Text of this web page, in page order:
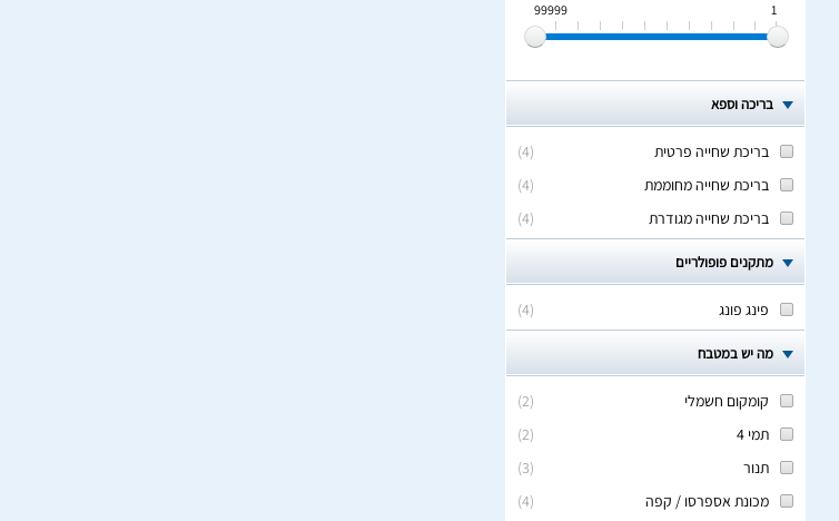
1
99999
בריכה וספא
(
4
)
בריכת שחייה פרטית
(
4
)
בריכת שחייה מחוממת
(
4
) בריכת שחייה מגודרת
מתקנים פופולריים
(
4
) פינג פונג
מה יש במטבח
(
2
)
קומקום חשמלי
(
2
)
תמי 4
(
3
)
תנור
(
4
)
מכונת אספרסו / קפה